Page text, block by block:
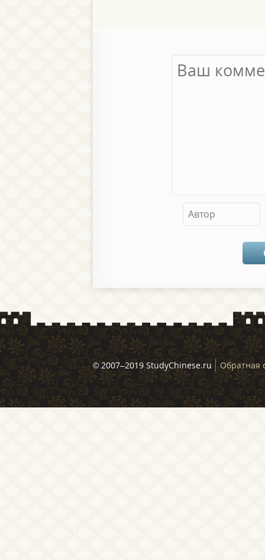
© 2007–2019 StudyChinese.ru Обратная